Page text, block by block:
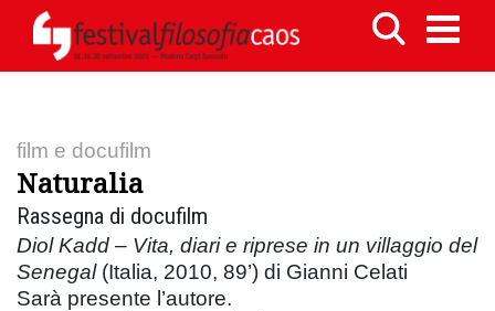
film e docufilm
Naturalia
Rassegna di docufilm
Diol Kadd – Vita, diari e riprese in un villaggio del
Senegal (Italia, 2010, 89’) di Gianni Celati
Sarà presente l’autore.